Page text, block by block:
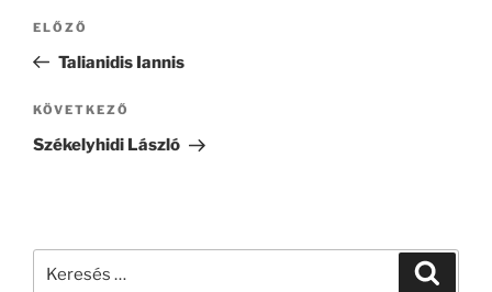
Bejegyzés
Korábbi
bejegyzés
ELŐZŐ
Talianidis Iannis
Következő
bejegyzés
KÖVETKEZŐ
Székelyhidi László